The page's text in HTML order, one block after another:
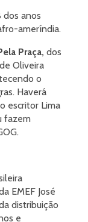
dos anos
ameríndia.
Praça, dos
Oliveira
o
Haverá
escritor Lima
fazem
EMEF José
distribuição
e